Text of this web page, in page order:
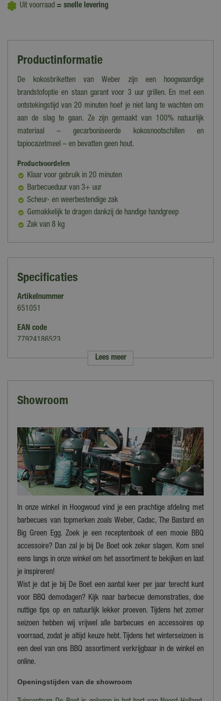
Uit voorraad = snelle levering
Productinformatie
De kokosbriketten van Weber zijn een hoogwaardige
brandstofoptie en staan garant voor 3 uur grillen. En met een
ontstekingstijd van 20 minuten hoef je niet lang te wachten om
aan de slag te gaan. Ze zijn gemaakt van 100% natuurlijk
materiaal – gecarboniseerde kokosnootschillen en
tapiocazetmeel – en bevatten geen hout.
Productvoordelen
Klaar voor gebruik in 20 minuten
Barbecueduur van 3+ uur
Scheur- en weerbestendige zak
Gemakkelijk te dragen dankzij de handige handgreep
Zak van 8 kg
Specificaties
Artikelnummer
651051
EAN code
77924186523
Merk
Briketten
Alle barbecues
Lees meer
Showroom
In onze winkel in Hoogwoud vind je een prachtige afdeling met
barbecues van topmerken zoals Weber, Cadac, The Bastard en
Big Green Egg. Zoek je een receptenboek of een mooie BBQ
accessoire? Dan zal je bij De Boet ook zeker slagen. Kom snel
eens langs in onze winkel om het assortiment te bekijken en laat
je inspireren!
Wist je dat je bij De Boet een aantal keer per jaar terecht kunt
voor BBQ demodagen? Kijk naar barbecue demonstraties, doe
nuttige tips op en natuurlijk lekker proeven. Tijdens het zomer
seizoen hebben wij vrijwel alle barbecues en accessoires op
voorraad, zodat je altijd keuze hebt. Tijdens het winterseizoen is
een deel van ons BBQ assortiment verkrijgbaar in de winkel en
online.
Openingstijden van de showroom